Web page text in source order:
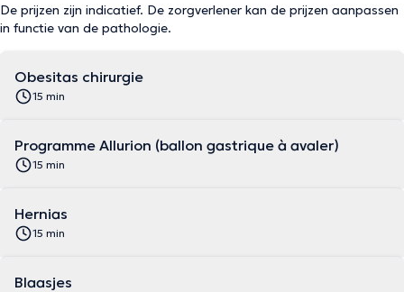
De prijzen zijn indicatief. De zorgverlener kan de prijzen aanpassen
in functie van de pathologie.
Obesitas chirurgie
15 min
Programme Allurion (ballon gastrique à avaler)
15 min
Hernias
15 min
Blaasjes